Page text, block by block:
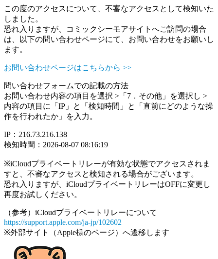
この度のアクセスについて、不審なアクセスとして検知いた
しました。
恐れ入りますが、コミックシーモアサイトへご訪問の場合
は、以下の問い合わせページにて、お問い合わせをお願いし
ます。
お問い合わせページはこちらから >>
問い合わせフォームでの記載の方法
お問い合わせ内容の項目を選択 >「7．その他」を選択し >
内容の項目に「IP」と「検知時間」と「直前にどのような操
作を行われたか」を入力。
IP：216.73.216.138
検知時間：2026-08-07 08:16:19
※iCloudプライベートリレーが有効な状態でアクセスされま
すと、不審なアクセスと検知される場合がございます。
恐れ入りますが、iCloudプライベートリレーはOFFに変更し
再度お試しください。
（参考）iCloudプライベートリレーについて
https://support.apple.com/ja-jp/102602
※外部サイト（Apple様のページ）へ遷移します